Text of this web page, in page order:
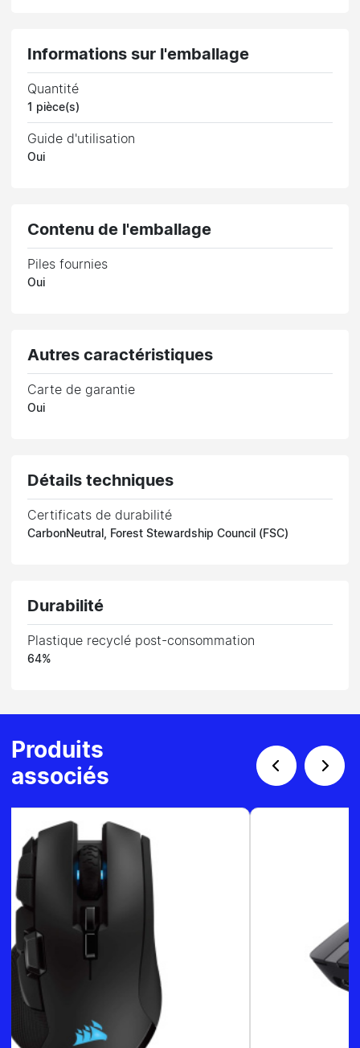
Informations sur l'emballage
Quantité
1 pièce(s)
Guide d'utilisation
Oui
Contenu de l'emballage
Piles fournies
Oui
Autres caractéristiques
Carte de garantie
Oui
Détails techniques
Certificats de durabilité
CarbonNeutral, Forest Stewardship Council (FSC)
Durabilité
Plastique recyclé post-consommation
64%
Produits
associés